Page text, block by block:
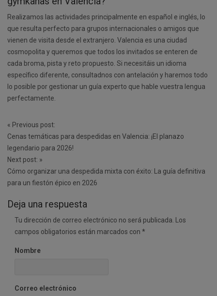
Realizamos las actividades principalmente en español e inglés, lo
que resulta perfecto para grupos internacionales o amigos que
vienen de visita desde el extranjero. Valencia es una ciudad
cosmopolita y queremos que todos los invitados se enteren de
cada broma, pista y reto propuesto. Si necesitáis un idioma
específico diferente, consultadnos con antelación y haremos todo
lo posible por gestionar un guía experto que hable vuestra lengua
perfectamente.
Post
navigation
« Previous post:
Cenas temáticas para despedidas en Valencia: ¡El planazo
legendario para 2026!
Next post: »
Cómo organizar una despedida mixta con éxito: La guía definitiva
para un fiestón épico en 2026
Deja una respuesta
Tu dirección de correo electrónico no será publicada.
Los
campos obligatorios están marcados con *
Nombre
Correo electrónico